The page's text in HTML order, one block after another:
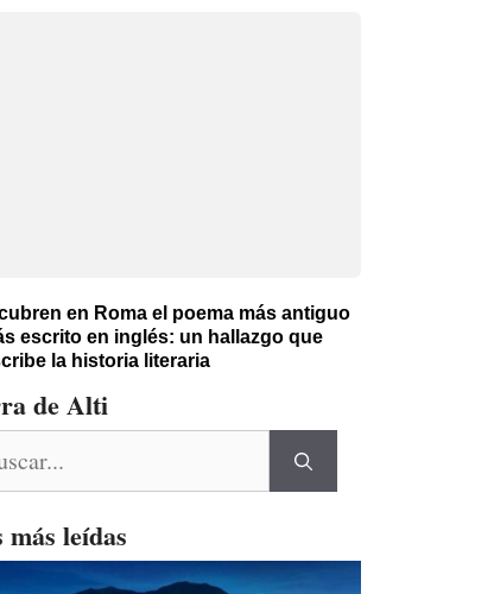
en Roma el poema más antiguo
escrito en inglés: un hallazgo que
la historia literaria
de Alti
más leídas